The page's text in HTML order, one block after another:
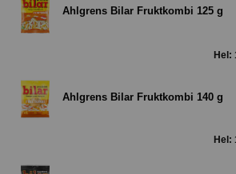
Ahlgrens Bilar Fruktkombi 125 g
Hel:
Ahlgrens Bilar Fruktkombi 140 g
Hel: